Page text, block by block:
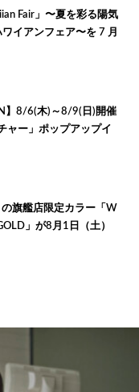
Fair」〜夏を彩る陽気
イアンフェア〜を 7 月
】8/6(木)～8/9(日)開催
ャー」ポップアップイ
旗艦店限定カラー「W
」が8月1日（土）